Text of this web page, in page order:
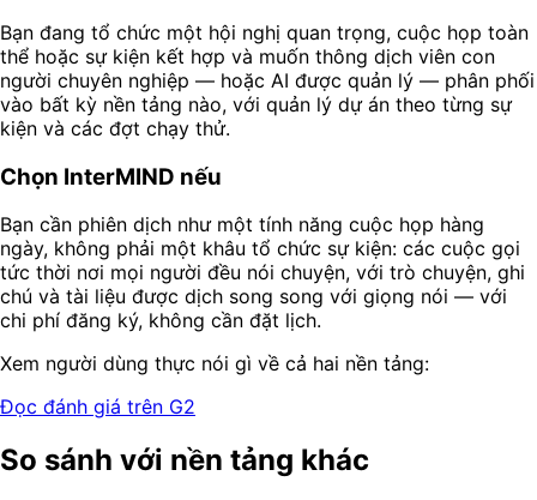
Bạn đang tổ chức một hội nghị quan trọng, cuộc họp toàn
thể hoặc sự kiện kết hợp và muốn thông dịch viên con
người chuyên nghiệp — hoặc AI được quản lý — phân phối
vào bất kỳ nền tảng nào, với quản lý dự án theo từng sự
kiện và các đợt chạy thử.
Chọn InterMIND nếu
Bạn cần phiên dịch như một tính năng cuộc họp hàng
ngày, không phải một khâu tổ chức sự kiện: các cuộc gọi
tức thời nơi mọi người đều nói chuyện, với trò chuyện, ghi
chú và tài liệu được dịch song song với giọng nói — với
chi phí đăng ký, không cần đặt lịch.
Xem người dùng thực nói gì về cả hai nền tảng:
Đọc đánh giá trên G2
So sánh với nền tảng khác